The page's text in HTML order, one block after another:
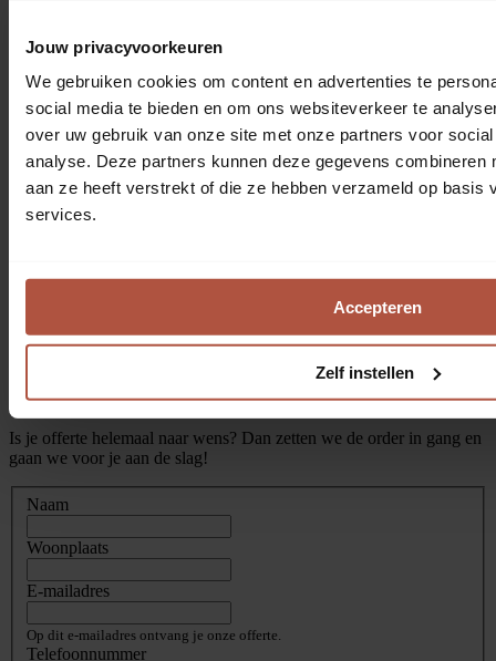
Jouw privacyvoorkeuren
We gebruiken cookies om content en advertenties te
social media te bieden en om ons websiteverkeer te
over uw gebruik van onze site met onze partners voor
analyse. Deze partners kunnen deze gegevens combineren
aan ze heeft verstrekt of die ze hebben verzameld op basis
services.
Accepteren
Zelf instellen
Telefonisch contact
Na je aanvraag belt een van onze adviseurs je op om al je wensen
voor je raamdecoratie te bespreken, zodat we in één keer een
complete offerte kunnen opstellen.
Alles compleet?
Is je offerte helemaal naar wens? Dan zetten we de order in gang en
gaan we voor je aan de slag!
Naam
Woonplaats
E-mailadres
Op dit e-mailadres ontvang je onze offerte.
Telefoonnummer